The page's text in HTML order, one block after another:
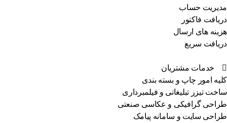
حساب
فاکتور
های ارسال
سریع
خدمات مشتریان
امور چاپ و بسته بندی
تیزر تبلیغاتی و فیلمبرداری
گرافیکی و عکاسی صنعتی
سایت و سامانه پیامک